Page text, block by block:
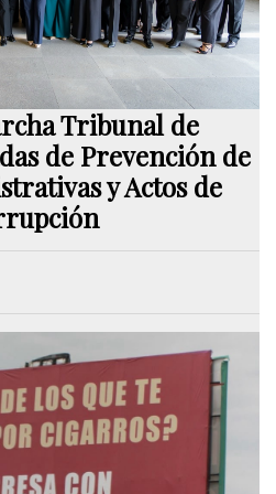
Tribunal de
de Prevención de
y Actos de